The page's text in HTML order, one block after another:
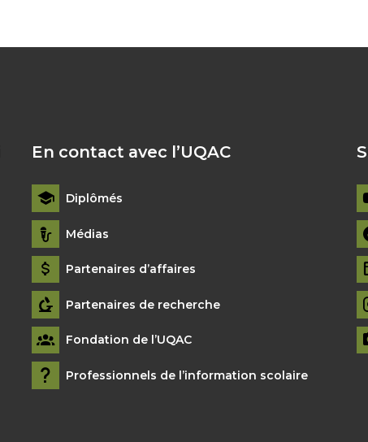
En contact avec l’UQAC
Diplômés
Médias
Partenaires d’affaires
Partenaires de recherche
Fondation de l’UQAC
Professionnels de l’information scolaire